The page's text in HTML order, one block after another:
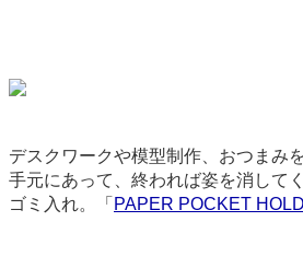
デスクワークや模型制作、おつまみ
手元にあって、終われば姿を消して
ゴミ入れ。「 PAPER POCKET